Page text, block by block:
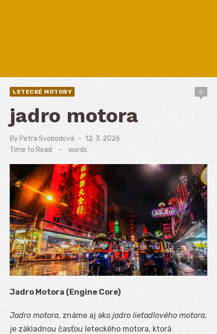
LETECKÉ MOTORY 0
jadro motora
By Petra Svobodová
Posted
on
12. 3. 2026
Time to Read:
- words
Jadro Motora (Engine Core)
Jadro motora, známe aj ako jadro lietadlového motora,
je základnou časťou leteckého motora, ktorá